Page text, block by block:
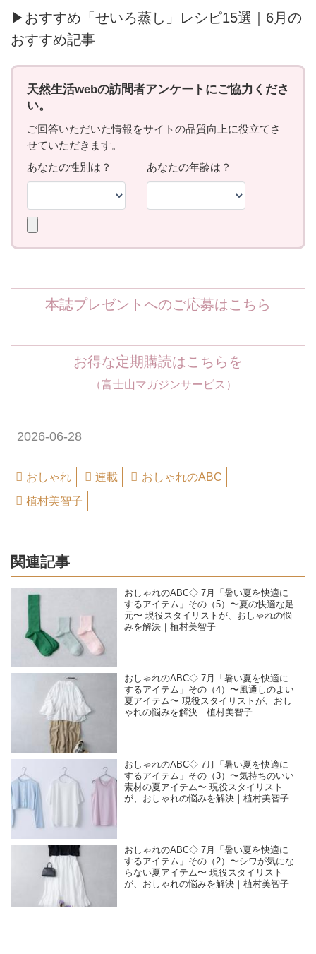
▶おすすめ「せいろ蒸し」レシピ15選｜6月の
おすすめ記事
本誌プレゼントへのご応募はこちら
お得な定期購読はこちらを
（富士山マガジンサービス）
2026-06-28
おしゃれ 連載
おしゃれのABC
植村美智子
関連記事
おしゃれのABC◇ 7月「暑い夏を快適に
するアイテム」その（5）〜夏の快適な足
元〜 現役スタイリストが、おしゃれの悩
みを解決｜植村美智子
おしゃれのABC◇ 7月「暑い夏を快適に
するアイテム」その（4）〜風通しのよい
夏アイテム〜 現役スタイリストが、おし
ゃれの悩みを解決｜植村美智子
おしゃれのABC◇ 7月「暑い夏を快適に
するアイテム」その（3）〜気持ちのいい
素材の夏アイテム〜 現役スタイリスト
が、おしゃれの悩みを解決｜植村美智子
おしゃれのABC◇ 7月「暑い夏を快適に
するアイテム」その（2）〜シワが気にな
らない夏アイテム〜 現役スタイリスト
が、おしゃれの悩みを解決｜植村美智子